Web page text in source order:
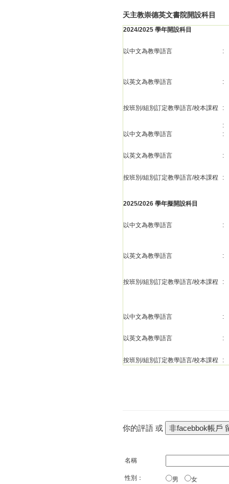
天主教崇德英文書院開設科目
2024/2025 學年開設科目
以中文為教學語言 :
以英文為教學語言 :
按班別/組別訂定教學語言/校本課程 :
:
以中文為教學語言
:
以英文為教學語言 :
按班別/組別訂定教學語言/校本課程 :
2025/2026 學年擬開設科目
以中文為教學語言 :
以英文為教學語言 :
按班別/組別訂定教學語言/校本課程 :
以中文為教學語言 :
以英文為教學語言 :
按班別/組別訂定教學語言/校本課程 :
你的評語 或
名稱
性別： 男 女